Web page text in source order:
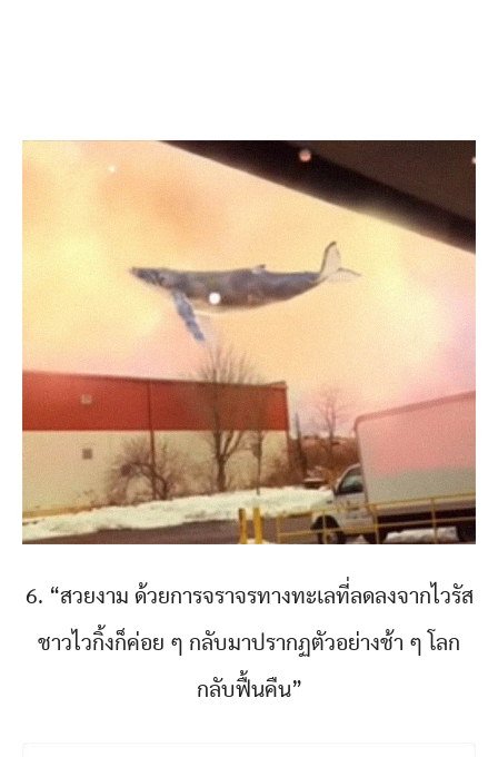
6. “สวยงาม ด้วยการจราจรทางทะเลที่ลดลงจากไวรัส
ชาวไวกิ้งก็ค่อย ๆ กลับมาปรากฏตัวอย่างช้า ๆ โลก
กลับฟื้นคืน”